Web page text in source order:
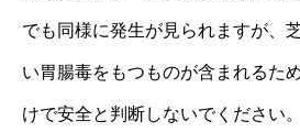
でも同様に発生が見られますが、
い胃腸毒をもつものが含まれるた
けで安全と判断しないでください。